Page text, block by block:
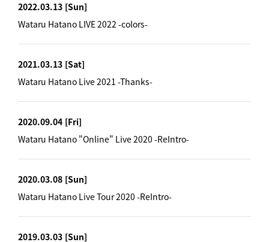
2022.03.13 [Sun]
Wataru Hatano LIVE 2022 -colors-
2021.03.13 [Sat]
Wataru Hatano Live 2021 -Thanks-
2020.09.04 [Fri]
Wataru Hatano "Online" Live 2020 -ReIntro-
2020.03.08 [Sun]
Wataru Hatano Live Tour 2020 -ReIntro-
2019.03.03 [Sun]